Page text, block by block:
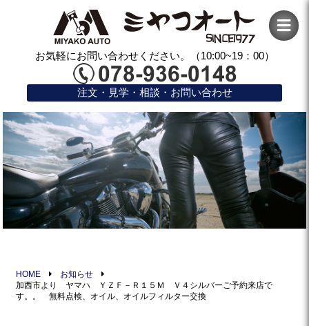
お気軽にお問い合わせください。（10:00~19：00）
注文・見学・相談・お問い合わせ
HOME
お知らせ
加西市より ヤマハ ＹＺＦ－Ｒ１５Ｍ Ｖ４シルバーご予約来店で
す。。 無料点検、オイル、オイルフィルター交換